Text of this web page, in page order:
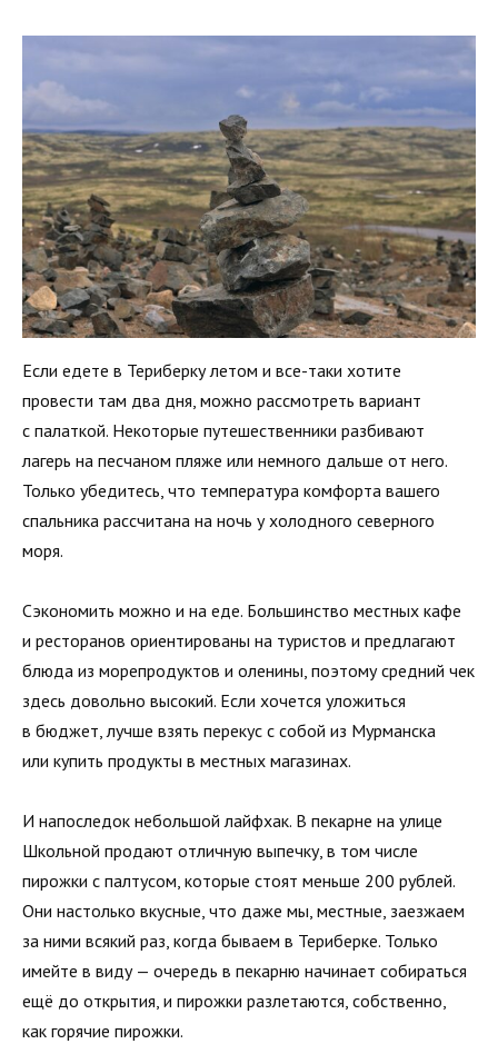
Если едете в Териберку летом и все-таки хотите
провести там два дня, можно рассмотреть вариант
с палаткой. Некоторые путешественники разбивают
лагерь на песчаном пляже или немного дальше от него.
Только убедитесь, что температура комфорта вашего
спальника рассчитана на ночь у холодного северного
моря.
Сэкономить можно и на еде. Большинство местных кафе
и ресторанов ориентированы на туристов и предлагают
блюда из морепродуктов и оленины, поэтому средний чек
здесь довольно высокий. Если хочется уложиться
в бюджет, лучше взять перекус с собой из Мурманска
или купить продукты в местных магазинах.
И напоследок небольшой лайфхак. В пекарне на улице
Школьной продают отличную выпечку, в том числе
пирожки с палтусом, которые стоят меньше 200 рублей.
Они настолько вкусные, что даже мы, местные, заезжаем
за ними всякий раз, когда бываем в Териберке. Только
имейте в виду — очередь в пекарню начинает собираться
ещё до открытия, и пирожки разлетаются, собственно,
как горячие пирожки.